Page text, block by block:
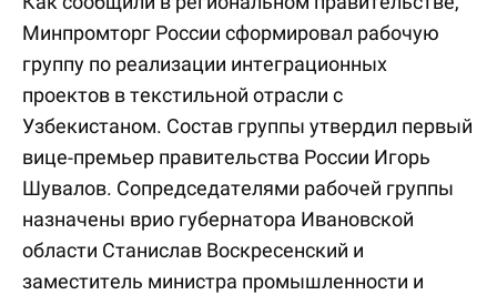
Минпромторг России сформировал рабочую
группу по реализации интеграционных
проектов в текстильной отрасли с
Узбекистаном. Состав группы утвердил первый
вице-премьер правительства России Игорь
Шувалов. Сопредседателями рабочей группы
назначены врио губернатора Ивановской
области Станислав Воскресенский и
заместитель министра промышленности и